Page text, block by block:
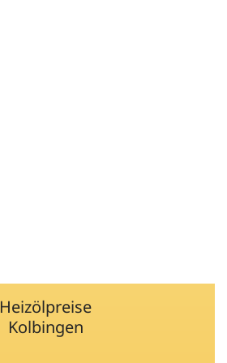
Heizölpreise
Kolbingen